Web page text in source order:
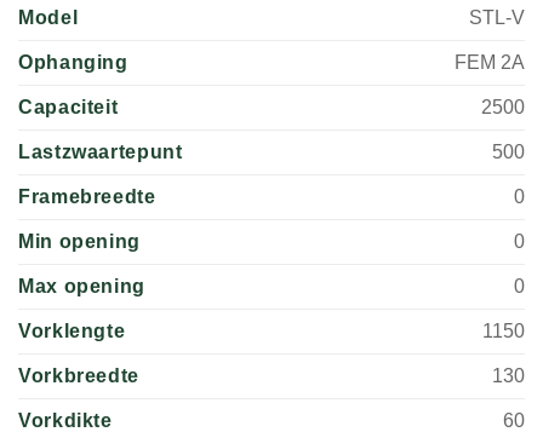
Model STL-V
Ophanging FEM 2A
Capaciteit 2500
Lastzwaartepunt 500
Framebreedte 0
Min opening 0
Max opening 0
Vorklengte 1150
Vorkbreedte 130
Vorkdikte 60